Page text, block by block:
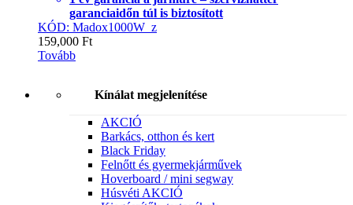
garanciaidőn túl is biztosított
KÓD: Madox1000W_z
159,000 Ft
Tovább
Kínálat megjelenítése
AKCIÓ
Barkács, otthon és kert
Black Friday
Felnőtt és gyermekjárművek
Hoverboard / mini segway
Húsvéti AKCIÓ